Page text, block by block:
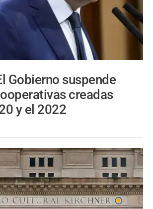
Gobierno suspende
creadas
y el 2022